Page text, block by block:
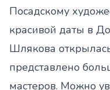
Посадскому
красивой даты в
Шлякова
представлено
мастеров. Можно